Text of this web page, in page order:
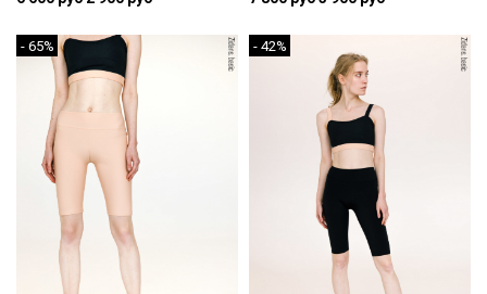
- 65% - 42%